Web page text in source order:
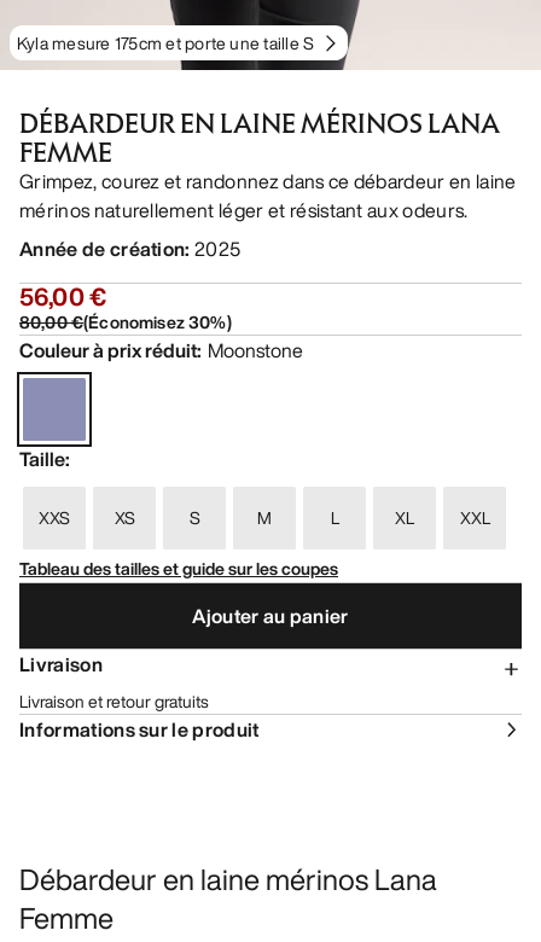
Kyla mesure 175cm et porte une taille S
DÉBARDEUR EN LAINE MÉRINOS LANA
FEMME
Grimpez, courez et randonnez dans ce débardeur en laine
mérinos naturellement léger et résistant aux odeurs.
Année de création: 2025
56,00 €
80,00 €(Économisez30%)
Couleur à prix réduit: Moonstone
Taille:
XXS XS S M L XL
XXL
Tableau des tailles et guide sur les coupes
Ajouter au panier
Livraison
Livraison et retour gratuits
Informations sur le produit
Débardeur en laine mérinos Lana
Femme